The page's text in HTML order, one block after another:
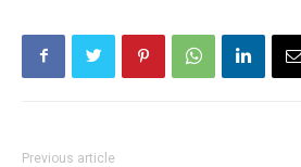
Previous article